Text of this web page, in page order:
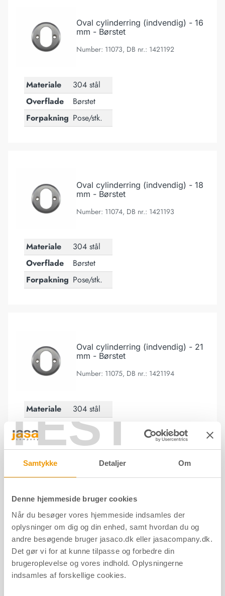
TEST
Samtykke Detaljer Om
Denne hjemmeside bruger cookies
Når du besøger vores hjemmeside indsamles der
oplysninger om dig og din enhed, samt hvordan du og
andre besøgende bruger jasaco.dk eller jasacompany.dk.
Det gør vi for at kunne tilpasse og forbedre din
brugeroplevelse og vores indhold. Oplysningerne
indsamles af forskellige cookies.
Oval cylinderring (indvendig) - 16
mm - Børstet
Number: 11073, DB nr.: 1421192
Materiale
304 stål
Overflade
Børstet
Forpakning Pose/stk.
Oval cylinderring (indvendig) - 18
mm - Børstet
Number: 11074, DB nr.: 1421193
Materiale
304 stål
Overflade
Børstet
Forpakning Pose/stk.
Oval cylinderring (indvendig) - 21
mm - Børstet
Number: 11075, DB nr.: 1421194
Materiale
304 stål
Overflade
Børstet
Forpakning Pose/stk.
mm - Børstet
Number: 11128, DB nr.: 1385295
Materiale
304 stål